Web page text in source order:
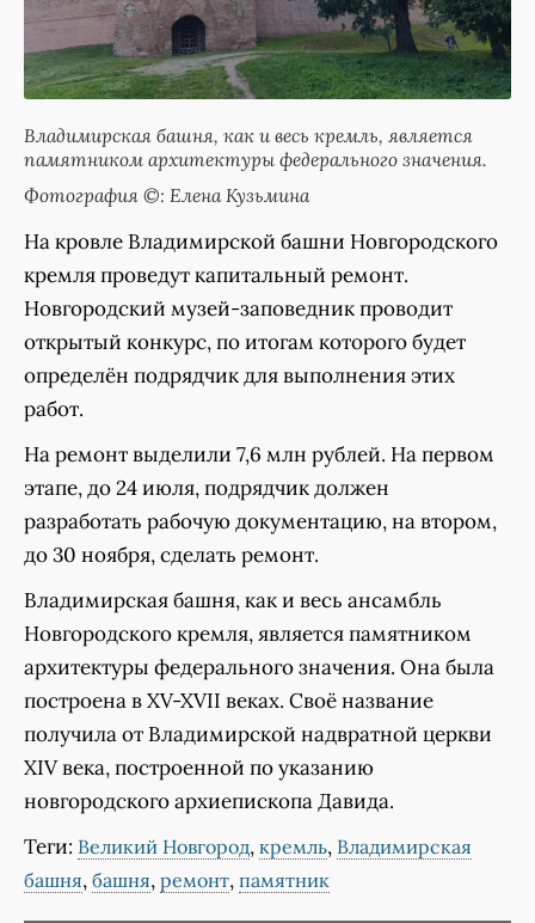
Владимирская башня, как и весь кремль, является
памятником архитектуры федерального значения.
Фотография ©: Елена Кузьмина
На кровле Владимирской башни Новгородского
кремля проведут капитальный ремонт.
Новгородский музей-заповедник проводит
открытый конкурс, по итогам которого будет
определён подрядчик для выполнения этих
работ.
На ремонт выделили 7,6 млн рублей. На первом
этапе, до 24 июля, подрядчик должен
разработать рабочую документацию, на втором,
до 30 ноября, сделать ремонт.
Владимирская башня, как и весь ансамбль
Новгородского кремля, является памятником
архитектуры федерального значения. Она была
построена в XV-XVII веках. Своё название
получила от Владимирской надвратной церкви
XIV века, построенной по указанию
новгородского архиепископа Давида.
Теги: Великий Новгород, кремль, Владимирская
башня, башня, ремонт, памятник